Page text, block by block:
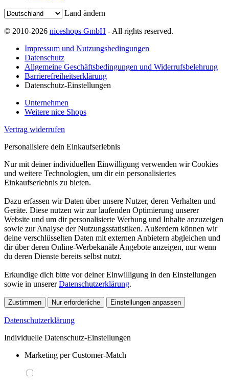
Land ändern
© 2010-2026 niceshops GmbH - All rights reserved.
Impressum und Nutzungsbedingungen
Datenschutz
Allgemeine Geschäftsbedingungen und Widerrufsbelehrung
Barrierefreiheitserklärung
Datenschutz-Einstellungen
Unternehmen
Weitere nice Shops
Vertrag widerrufen
Personalisiere dein Einkaufserlebnis
Nur mit deiner individuellen Einwilligung verwenden wir Cookies
und weitere Technologien, um dir ein personalisiertes
Einkaufserlebnis zu bieten.
Dazu erfassen wir Daten über unsere Nutzer, deren Verhalten und
Geräte. Diese nutzen wir zur laufenden Optimierung unserer
Website und um dir personalisierte Werbung und Inhalte anzuzeigen
sowie zur Analyse der Nutzungsstatistiken. Außerdem können wir
deine verschlüsselten Daten mit externen Anbietern abgleichen und
dir über deren Online-Werbekanäle Angebote anzeigen, nur wenn
du deren Dienste bereits selbst nutzt.
Erkundige dich bitte vor deiner Einwilligung in den Einstellungen
sowie in unsererDatenschutzerklärung.
Zustimmen Nur erforderliche Einstellungen anpassen
Datenschutzerklärung
Individuelle Datenschutz-Einstellungen
Marketing per Customer-Match